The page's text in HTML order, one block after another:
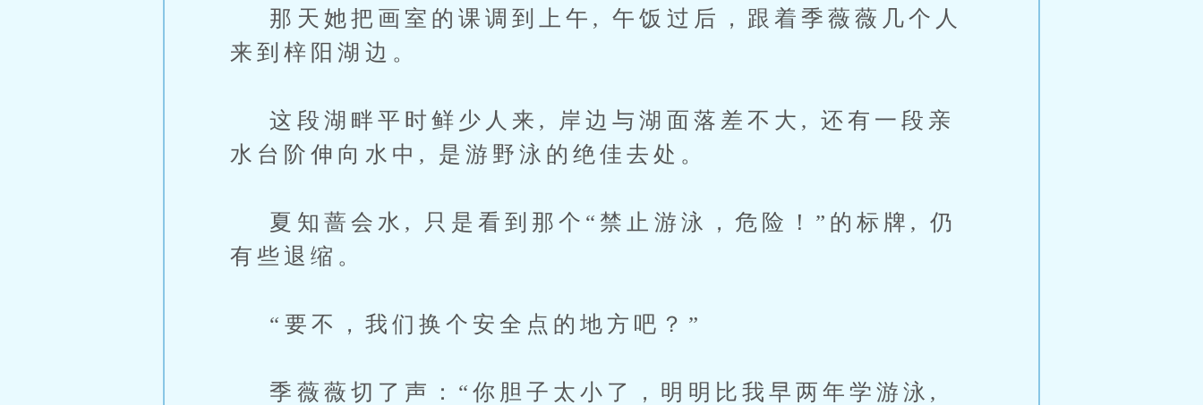
那天她把画室的课调到上午, 午饭过后，跟着季薇薇几个人
来到梓阳湖边。
这段湖畔平时鲜少人来, 岸边与湖面落差不大, 还有一段亲
水台阶伸向水中, 是游野泳的绝佳去处。
夏知蔷会水, 只是看到那个“禁止游泳，危险！”的标牌, 仍
有些退缩。
“要不，我们换个安全点的地方吧？”
季薇薇切了声：“你胆子太小了，明明比我早两年学游泳,